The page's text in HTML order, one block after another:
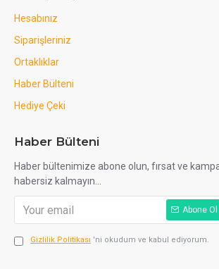
Hesabınız
Siparişleriniz
Ortaklıklar
Haber Bülteni
Hediye Çeki
Haber Bülteni
Haber bültenimize abone olun, fırsat ve
habersiz kalmayın...
Abone Ol
Gizlilik Politikası 'ni okudum ve kabul ediyorum.